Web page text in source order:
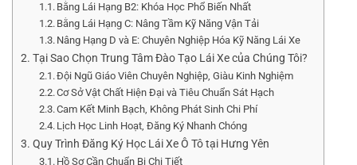
Bằng Lái Hạng B2: Khóa Học Phổ Biến Nhất
Bằng Lái Hạng C: Nâng Tầm Kỹ Năng Vận Tải
Nâng Hạng D và E: Chuyên Nghiệp Hóa Kỹ Năng Lái Xe
Tại Sao Chọn Trung Tâm Đào Tạo Lái Xe của Chúng Tôi?
Đội Ngũ Giáo Viên Chuyên Nghiệp, Giàu Kinh Nghiệm
Cơ Sở Vật Chất Hiện Đại và Tiêu Chuẩn Sát Hạch
Cam Kết Minh Bạch, Không Phát Sinh Chi Phí
Lịch Học Linh Hoạt, Đăng Ký Nhanh Chóng
Quy Trình Đăng Ký Học Lái Xe Ô Tô tại Hưng Yên
Hồ Sơ Cần Chuẩn Bị Chi Tiết